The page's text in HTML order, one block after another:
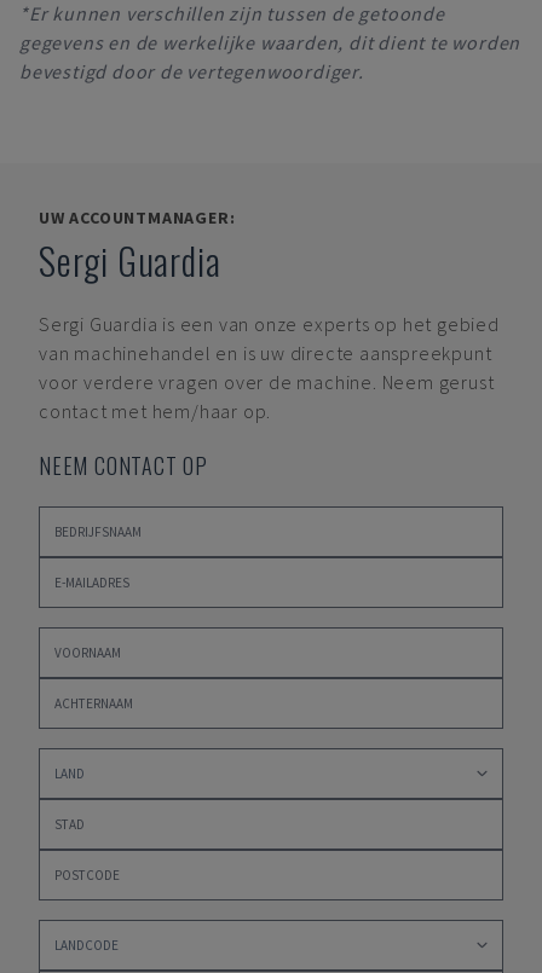
*Er kunnen verschillen zijn tussen de getoonde
gegevens en de werkelijke waarden, dit dient te worden
bevestigd door de vertegenwoordiger.
UW ACCOUNTMANAGER:
Sergi Guardia
Sergi Guardia is een van onze experts op het gebied
van machinehandel en is uw directe aanspreekpunt
voor verdere vragen over de machine. Neem gerust
contact met hem/haar op.
NEEM CONTACT OP